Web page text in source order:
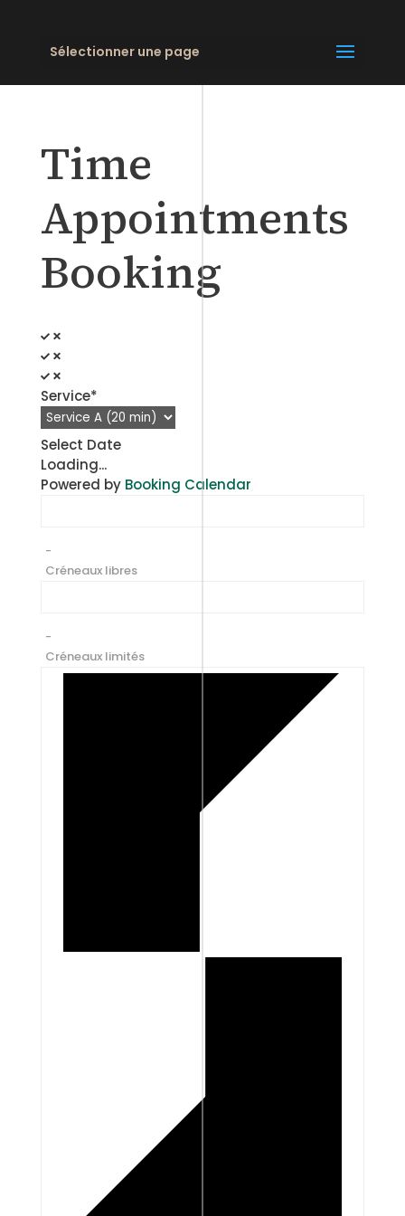
Sélectionner une page
Time
Appointments
Booking
Service*
Select Date
Loading...
Powered by Booking Calendar
-
Créneaux libres
-
Créneaux limités